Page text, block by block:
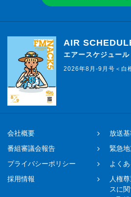
AIR
エアースケジュール
2026年8月-9月号＜白
会社概要
放送
番組審議会報告
緊急
プライバシーポリシー
よく
採用情報
人権
スに